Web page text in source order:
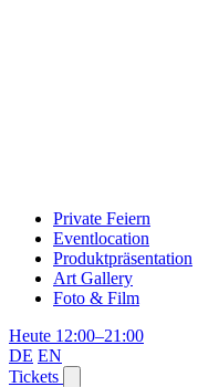
Private Feiern
Eventlocation
Produktpräsentation
Art Gallery
Foto & Film
Heute 12:00–21:00
DE EN
Tickets